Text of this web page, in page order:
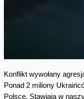
Konflikt wywołany
Ponad 2 miliony
Polsce. Stawiają w